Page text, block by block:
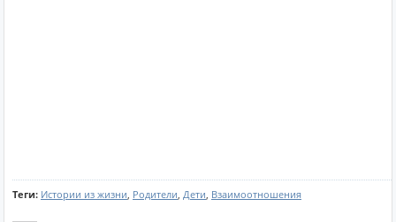
Теги: Истории из жизни, Родители, Дети, Взаимоотношения